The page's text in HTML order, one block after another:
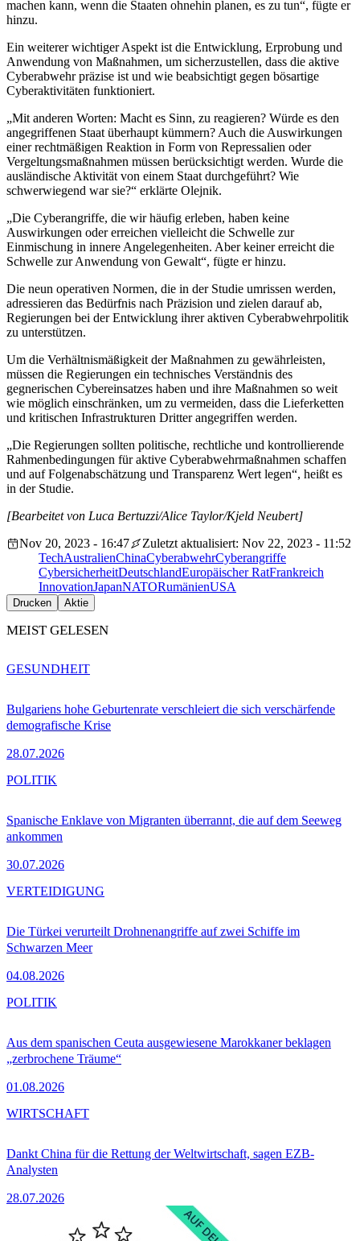
machen kann, wenn die Staaten ohnehin planen, es zu tun“, fügte er
hinzu.
Ein weiterer wichtiger Aspekt ist die Entwicklung, Erprobung und
Anwendung von Maßnahmen, um sicherzustellen, dass die aktive
Cyberabwehr präzise ist und wie beabsichtigt gegen bösartige
Cyberaktivitäten funktioniert.
„Mit anderen Worten: Macht es Sinn, zu reagieren? Würde es den
angegriffenen Staat überhaupt kümmern? Auch die Auswirkungen
einer rechtmäßigen Reaktion in Form von Repressalien oder
Vergeltungsmaßnahmen müssen berücksichtigt werden. Wurde die
ausländische Aktivität von einem Staat durchgeführt? Wie
schwerwiegend war sie?“ erklärte Olejnik.
„Die Cyberangriffe, die wir häufig erleben, haben keine
Auswirkungen oder erreichen vielleicht die Schwelle zur
Einmischung in innere Angelegenheiten. Aber keiner erreicht die
Schwelle zur Anwendung von Gewalt“, fügte er hinzu.
Die neun operativen Normen, die in der Studie umrissen werden,
adressieren das Bedürfnis nach Präzision und zielen darauf ab,
Regierungen bei der Entwicklung ihrer aktiven Cyberabwehrpolitik
zu unterstützen.
Um die Verhältnismäßigkeit der Maßnahmen zu gewährleisten,
müssen die Regierungen ein technisches Verständnis des
gegnerischen Cybereinsatzes haben und ihre Maßnahmen so weit
wie möglich einschränken, um zu vermeiden, dass die Lieferketten
und kritischen Infrastrukturen Dritter angegriffen werden.
„Die Regierungen sollten politische, rechtliche und kontrollierende
Rahmenbedingungen für aktive Cyberabwehrmaßnahmen schaffen
und auf Folgenabschätzung und Transparenz Wert legen“, heißt es
in der Studie.
[Bearbeitet von Luca Bertuzzi/Alice Taylor/Kjeld Neubert]
Nov 20, 2023 - 16:47
Zuletzt aktualisiert: Nov 22, 2023 - 11:52
TechAustralienChinaCyberabwehrCyberangriffe
CybersicherheitDeutschlandEuropäischer RatFrankreich
InnovationJapanNATORumänienUSA
Drucken Aktie
MEIST GELESEN
Bulgariens hohe Geburtenrate verschleiert die sich verschärfende
demografische Krise
28.07.2026
GESUNDHEIT
Spanische Enklave von Migranten überrannt, die auf dem Seeweg
ankommen
30.07.2026
POLITIK
Die Türkei verurteilt Drohnenangriffe auf zwei Schiffe im
Schwarzen Meer
04.08.2026
VERTEIDIGUNG
Aus dem spanischen Ceuta ausgewiesene Marokkaner beklagen
„zerbrochene Träume“
01.08.2026
POLITIK
Dankt China für die Rettung der Weltwirtschaft, sagen EZB-
Analysten
28.07.2026
WIRTSCHAFT